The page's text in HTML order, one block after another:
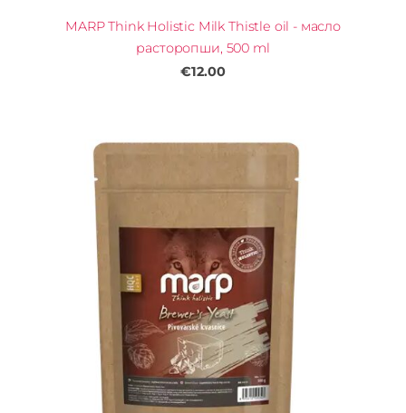
MARP Think Holistic Milk Thistle oil - масло
расторопши, 500 ml
€12.00